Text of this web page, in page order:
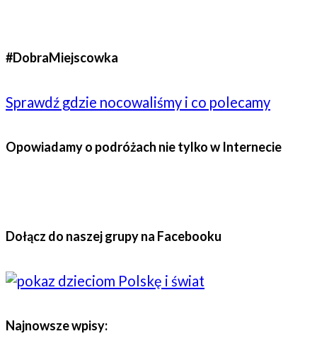
#DobraMiejscowka
Sprawdź gdzie nocowaliśmy i co polecamy
Opowiadamy o podróżach nie tylko w Internecie
Dołącz do naszej grupy na Facebooku
Najnowsze wpisy: